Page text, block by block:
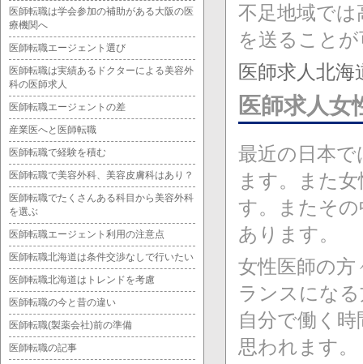
不足地域で
を送ること
医師求人北海
医師求人
最近の日本
ます。また
す。またそ
あります。
女性医師の
ランスにな
自分で働く
思われます。
医師転職は学会参加の補助がある大阪の医
療機関へ
医師転職エージェント選び
医師転職は実績あるドクターによる美容外
科の医師求人
医師転職エージェントの差
産業医へと医師転職
医師転職で経験を積む
医師転職で美容外科、美容皮膚科はあり？
医師転職でたくさんある科目から美容外科
を選ぶ
医師転職エージェント利用の注意点
医師転職北海道は条件交渉なしで行いたい
医師転職北海道はトレンドを考慮
医師転職の今と昔の違い
医師転職(製薬会社)前の準備
医師転職の記事